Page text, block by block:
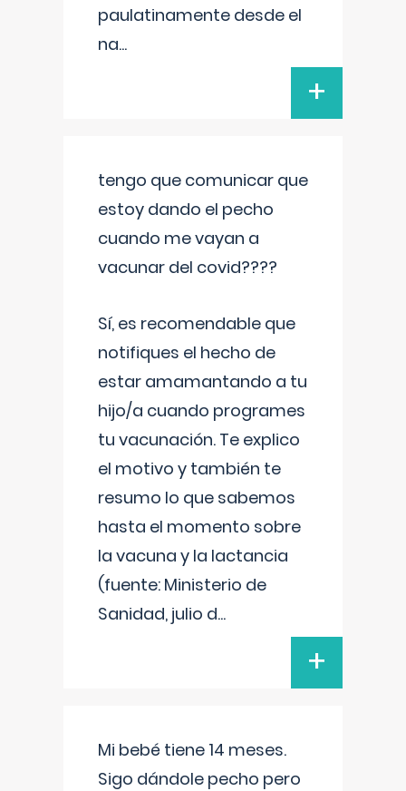
paulatinamente desde el
na...
+
tengo que comunicar que
estoy dando el pecho
cuando me vayan a
vacunar del covid????
Sí, es recomendable que
notifiques el hecho de
estar amamantando a tu
hijo/a cuando programes
tu vacunación. Te explico
el motivo y también te
resumo lo que sabemos
hasta el momento sobre
la vacuna y la lactancia
(fuente: Ministerio de
Sanidad, julio d...
+
Mi bebé tiene 14 meses.
Sigo dándole pecho pero